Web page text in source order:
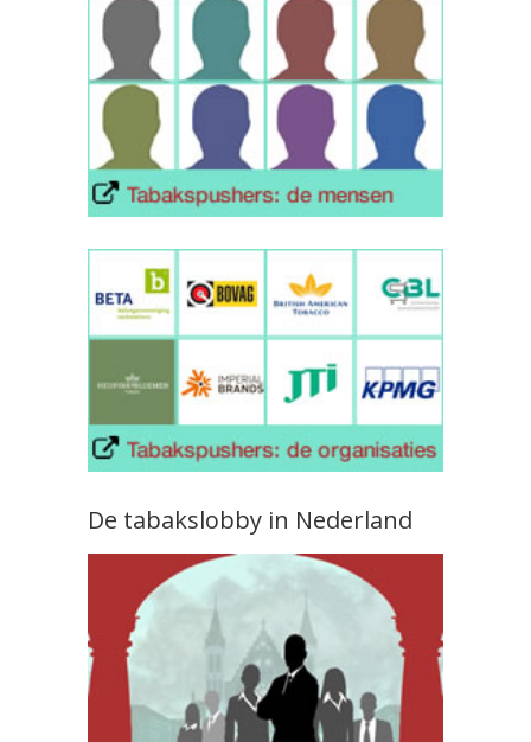
De tabakslobby in Nederland